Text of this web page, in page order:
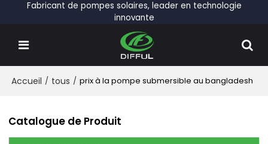
Fabricant de pompes solaires, leader en technologie
innovante
Accueil / tous / prix à la pompe submersible au bangladesh
Catalogue de Produit